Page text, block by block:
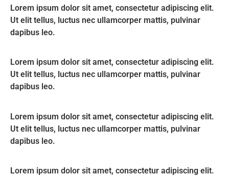
Lorem ipsum dolor sit amet, consectetur adipiscing elit.
Ut elit tellus, luctus nec ullamcorper mattis, pulvinar
dapibus leo.
Lorem ipsum dolor sit amet, consectetur adipiscing elit.
Ut elit tellus, luctus nec ullamcorper mattis, pulvinar
dapibus leo.
Lorem ipsum dolor sit amet, consectetur adipiscing elit.
Ut elit tellus, luctus nec ullamcorper mattis, pulvinar
dapibus leo.
Lorem ipsum dolor sit amet, consectetur adipiscing elit.